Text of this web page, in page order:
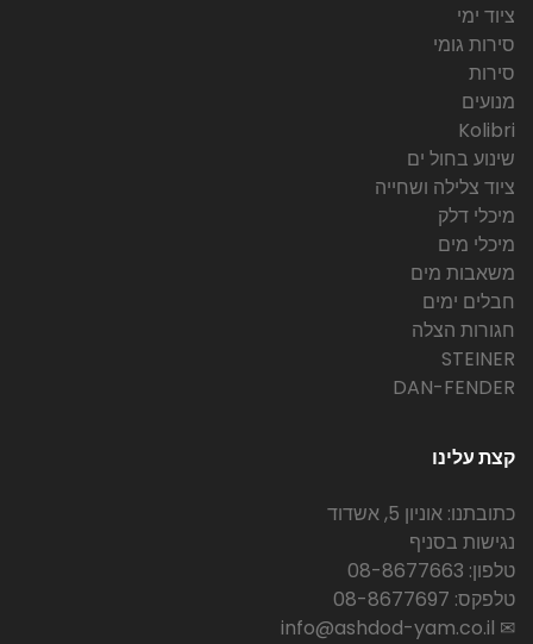
ציוד ימי
סירות גומי
סירות
מנועים
Kolibri
שינוע בחול ים
ציוד צלילה ושחייה
מיכלי דלק
מיכלי מים
משאבות מים
חבלים ימים
חגורות הצלה
STEINER
DAN-FENDER
קצת עלינו
כתובתנו: אוניון 5, אשדוד
נגישות בסניף
טלפון: 08-8677663
טלפקס: 08-8677697
✉ info@ashdod-yam.co.il